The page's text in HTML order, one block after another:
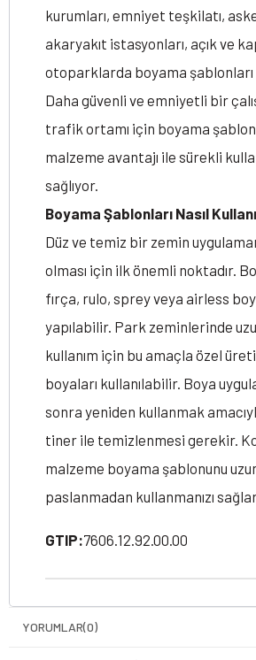
kurumları, emniyet teşkilatı,
akaryakıt istasyonları, açık ve
otoparklarda boyama şablonları
Daha güvenli ve emniyetli bir
trafik ortamı için boyama
malzeme avantajı ile sürekli
sağlıyor.
Boyama Şablonları Nasıl
Düz ve temiz bir zemin
olması için ilk önemli noktadır.
fırça, rulo, sprey veya airless
yapılabilir. Park zeminlerinde
kullanım için bu amaçla özel
boyaları kullanılabilir. Boya
sonra yeniden kullanmak
tiner ile temizlenmesi gerekir.
malzeme boyama şablonunu
paslanmadan kullanmanızı
GTIP:7606.12.92.00.00
YORUMLAR(0)